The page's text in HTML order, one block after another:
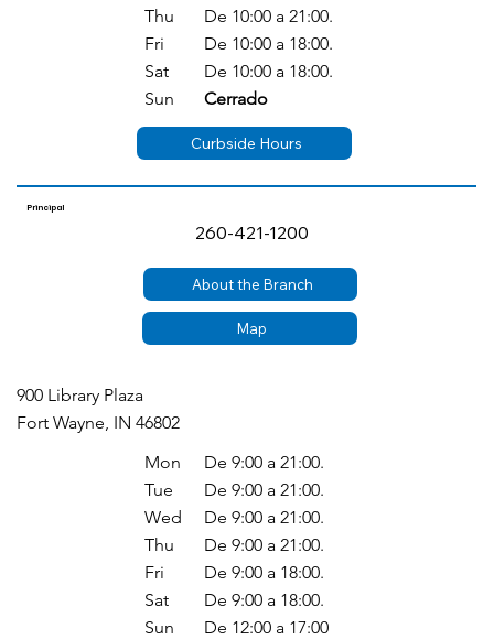
Thu
Fri
Sat
Sun
De 10:00 a 21:00.
De 10:00 a 18:00.
De 10:00 a 18:00.
Cerrado
Curbside Hours
Principal
260-421-1200
Map
About the Branch
900 Library Plaza
Fort Wayne, IN 46802
Mon
Tue
Wed
Thu
Fri
Sat
Sun
De 9:00 a 21:00.
De 9:00 a 21:00.
De 9:00 a 21:00.
De 9:00 a 21:00.
De 9:00 a 18:00.
De 9:00 a 18:00.
De 12:00 a 17:00